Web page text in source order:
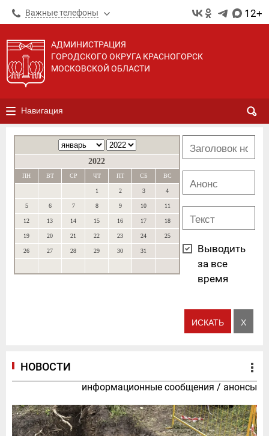
Важные телефоны 12+
АДМИНИСТРАЦИЯ
ГОРОДСКОГО ОКРУГА КРАСНОГОРСК
МОСКОВСКОЙ ОБЛАСТИ
Навигация
2022
ПН ВТ СР ЧТ ПТ СБ ВС
1 2 3 4
5 6 7 8 9 10 11
12 13 14 15 16 17 18
19 20 21 22 23 24 25
26 27 28 29 30 31
Выводить
за все
время
НОВОСТИ
информационные сообщения / анонсы